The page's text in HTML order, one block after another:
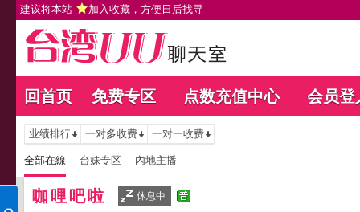
建议将本站 加入收藏 ，方便日后找寻
回首页 免费专区 点数充值中心 会员登
业绩排行 一对多收费 一对一收费
全部在線 台妹专区 內地主播
咖哩吧啦 休息中